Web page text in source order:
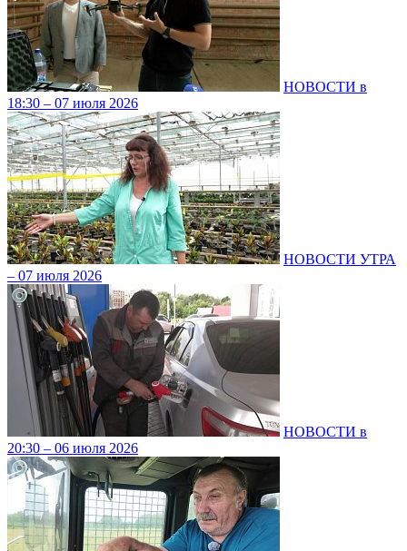
НОВОСТИ в
18:30 – 07 июля 2026
НОВОСТИ УТРА
– 07 июля 2026
НОВОСТИ в
20:30 – 06 июля 2026